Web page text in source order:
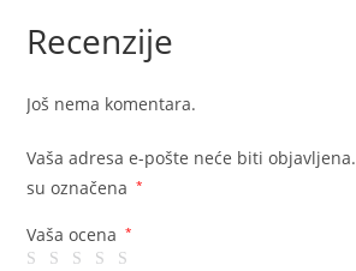
Recenzije
Još nema komentara.
Vaša adresa e-pošte neće biti objavljena.
su označena
*
Vaša ocena *